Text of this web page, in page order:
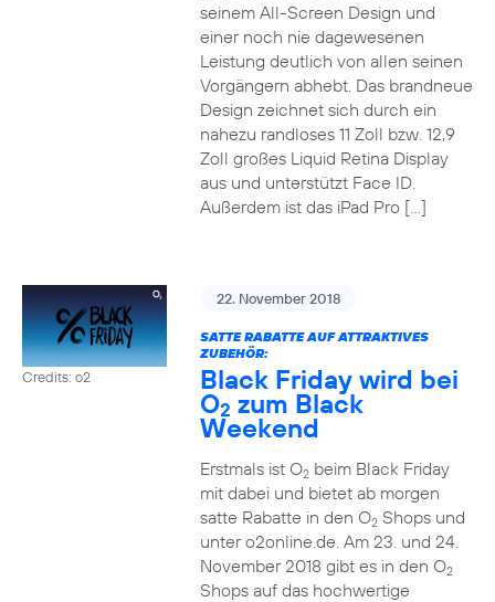
seinem All-Screen Design und
einer noch nie dagewesenen
Leistung deutlich von allen seinen
Vorgängern abhebt. Das brandneue
Design zeichnet sich durch ein
nahezu randloses 11 Zoll bzw. 12,9
Zoll großes Liquid Retina Display
aus und unterstützt Face ID.
Außerdem ist das iPad Pro […]
Credits: o2
22. November 2018
SATTE RABATTE AUF ATTRAKTIVES
ZUBEHÖR:
Black Friday wird bei
O2 zum Black
Weekend
Erstmals ist O2beim Black Friday
mit dabei und bietet ab morgen
satte Rabatte in den O2Shops und
unter o2online.de. Am 23. und 24.
November 2018 gibt es in den O2
Shops auf das hochwertige